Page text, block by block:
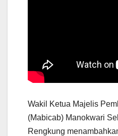
Wakil Ketua Majelis
(Mabicab) Manokwari
Rengkung